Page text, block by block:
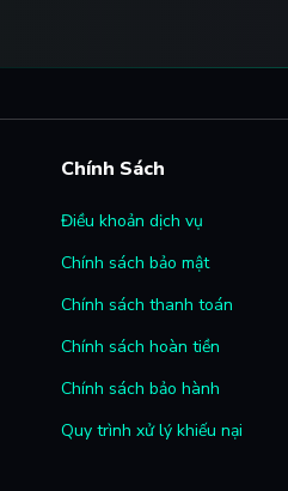
Chính Sách
Điều khoản dịch vụ
Chính sách bảo mật
Chính sách thanh toán
Chính sách hoàn tiền
Chính sách bảo hành
Quy trình xử lý khiếu nại